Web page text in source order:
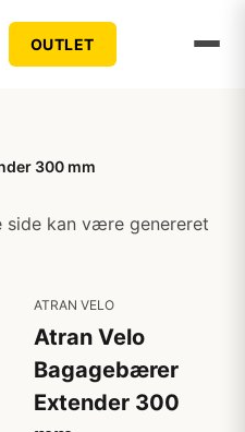
OUTLET
300 mm
side kan være genereret
ATRAN VELO
Atran Velo
Bagagebærer
Extender 300